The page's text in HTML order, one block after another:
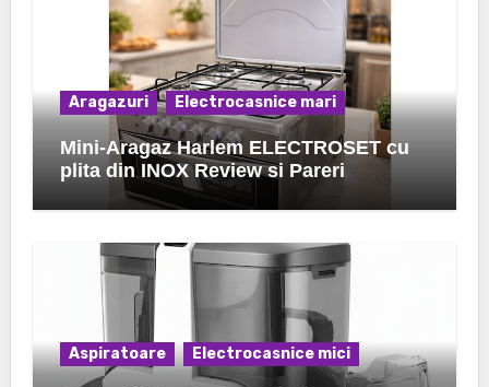
Aragazuri Electrocasnice mari
Mini-Aragaz Harlem ELECTROSET cu
plita din INOX Review si Pareri
Aspiratoare Electrocasnice mici